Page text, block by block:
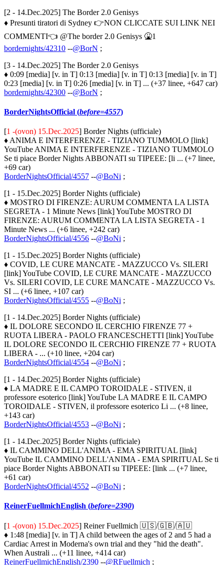
[2 - 14.Dec.2025] The Border 2.0 Genisys
♦ Presunti tiratori di Sydney 👉NON CLICCATE SUI LINK NEI
COMMENTI👈 @The border 2.0 Genisys 🤮1
bordernights/42310 --@BorN ;
[3 - 14.Dec.2025] The Border 2.0 Genisys
♦ 0:09 [media] [v. in T] 0:13 [media] [v. in T] 0:13 [media] [v. in T]
0:23 [media] [v. in T] 0:26 [media] [v. in T] ... (+37 linee, +647 car)
bordernights/42300 --@BorN ;
BorderNightsOfficial (before=4557)
[1 -(ovon) 15.Dec.2025] Border Nights (ufficiale)
♦ ANIMA E INTERFERENZE - TIZIANO TUMMOLO [link]
YouTube ANIMA E INTERFERENZE - TIZIANO TUMMOLO
Se ti piace Border Nights ABBONATI su TIPEEE: [li ... (+7 linee,
+69 car)
BorderNightsOfficial/4557 --@BoNi ;
[1 - 15.Dec.2025] Border Nights (ufficiale)
♦ MOSTRO DI FIRENZE: AURUM COMMENTA LA LISTA
SEGRETA - 1 Minute News [link] YouTube MOSTRO DI
FIRENZE: AURUM COMMENTA LA LISTA SEGRETA - 1
Minute News ... (+6 linee, +242 car)
BorderNightsOfficial/4556 --@BoNi ;
[1 - 15.Dec.2025] Border Nights (ufficiale)
♦ COVID, LE CURE MANCATE - MAZZUCCO Vs. SILERI
[link] YouTube COVID, LE CURE MANCATE - MAZZUCCO
Vs. SILERI COVID, LE CURE MANCATE - MAZZUCCO Vs.
SI ... (+6 linee, +107 car)
BorderNightsOfficial/4555 --@BoNi ;
[1 - 14.Dec.2025] Border Nights (ufficiale)
♦ IL DOLORE SECONDO IL CERCHIO FIRENZE 77 +
RUOTA LIBERA - PAOLO FRANCESCHETTI [link] YouTube
IL DOLORE SECONDO IL CERCHIO FIRENZE 77 + RUOTA
LIBERA - ... (+10 linee, +204 car)
BorderNightsOfficial/4554 --@BoNi ;
[1 - 14.Dec.2025] Border Nights (ufficiale)
♦ LA MADRE E IL CAMPO TOROIDALE - STIVEN, il
professore esoterico [link] YouTube LA MADRE E IL CAMPO
TOROIDALE - STIVEN, il professore esoterico Li ... (+8 linee,
+143 car)
BorderNightsOfficial/4553 --@BoNi ;
[1 - 14.Dec.2025] Border Nights (ufficiale)
♦ IL CAMMINO DELL'ANIMA - EMA SPIRITUAL [link]
YouTube IL CAMMINO DELL'ANIMA - EMA SPIRITUAL Se ti
piace Border Nights ABBONATI su TIPEEE: [link ... (+7 linee,
+61 car)
BorderNightsOfficial/4552 --@BoNi ;
ReinerFuellmichEnglish (before=2390)
[1 -(ovon) 15.Dec.2025] Reiner Fuellmich 🇺🇸/🇬🇧/🇦🇺
♦ 1:48 [media] [v. in T] A child between the ages of 2 and 5 had a
Cardiac Arrest in Moderna's own trial and they "hid the death".
When Australi ... (+11 linee, +414 car)
ReinerFuellmichEnglish/2390 --@RFuellmich ;